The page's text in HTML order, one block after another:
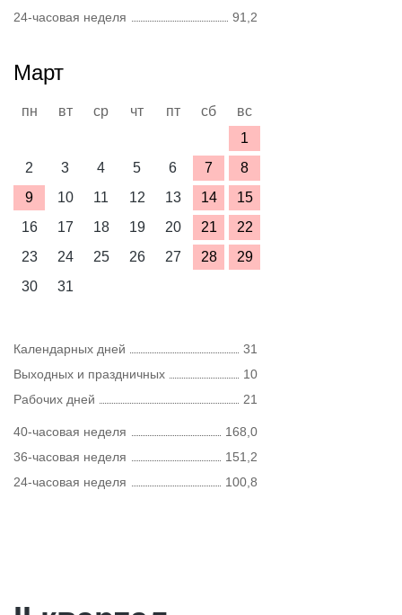
24-часовая неделя
91,2
Март
пн вт ср чт пт сб
вс
1
2
3 4 5 6 7
8
9
10 11 12 13 14
15
16
17 18 19 20 21
22
23
24 25 26 27 28
29
30
31
Календарных дней
31
Выходных и праздничных
10
Рабочих дней
21
40-часовая неделя
168,0
36-часовая неделя
151,2
24-часовая неделя
100,8